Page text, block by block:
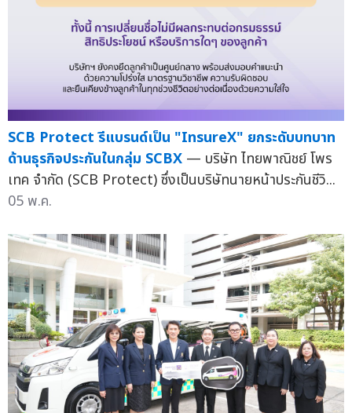
SCB Protect รีแบรนด์เป็น "InsureX" ยกระดับบทบาท
ด้านธุรกิจประกันในกลุ่ม SCBX — บริษัท ไทยพาณิชย์ โพร
เทค จำกัด (SCB Protect) ซึ่งเป็นบริษัทนายหน้าประกันชีวิ...
05 พ.ค.